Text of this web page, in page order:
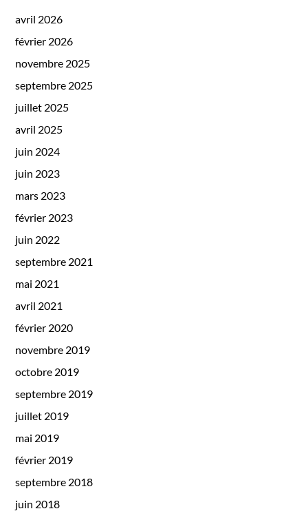
avril 2026
février 2026
novembre 2025
septembre 2025
juillet 2025
avril 2025
juin 2024
juin 2023
mars 2023
février 2023
juin 2022
septembre 2021
mai 2021
avril 2021
février 2020
novembre 2019
octobre 2019
septembre 2019
juillet 2019
mai 2019
février 2019
septembre 2018
juin 2018